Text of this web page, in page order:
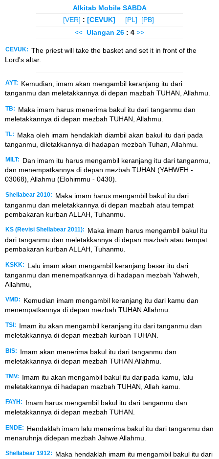
Alkitab Mobile SABDA
[VER] : [CEVUK] [PL]
[PB]
<< Ulangan 26 : 4 >>
CEVUK: The priest will take the basket and set it in front of the
Lord's altar.
AYT:
Kemudian, imam akan mengambil keranjang itu dari
tanganmu dan meletakkannya di depan mazbah TUHAN, Allahmu.
TB:
Maka imam harus menerima bakul itu dari tanganmu dan
meletakkannya di depan mezbah TUHAN, Allahmu.
TL:
Maka oleh imam hendaklah diambil akan bakul itu dari pada
tanganmu, diletakkannya di hadapan mezbah Tuhan, Allahmu.
MILT:
Dan imam itu harus mengambil keranjang itu dari tanganmu,
dan menempatkannya di depan mezbah TUHAN (YAHWEH -
03068), Allahmu (Elohimmu - 0430).
Shellabear 2010:
Maka imam harus mengambil bakul itu dari
tanganmu dan meletakkannya di depan mazbah atau tempat
pembakaran kurban ALLAH, Tuhanmu.
KS (Revisi Shellabear 2011):
Maka imam harus mengambil bakul itu
dari tanganmu dan meletakkannya di depan mazbah atau tempat
pembakaran kurban ALLAH, Tuhanmu.
KSKK:
Lalu imam akan mengambil keranjang besar itu dari
tanganmu dan menempatkannya di hadapan mezbah Yahweh,
Allahmu,
VMD:
Kemudian imam mengambil keranjang itu dari kamu dan
menempatkannya di depan mezbah TUHAN Allahmu.
TSI:
Imam itu akan mengambil keranjang itu dari tanganmu dan
meletakkannya di depan mezbah kurban TUHAN.
BIS:
Imam akan menerima bakul itu dari tanganmu dan
meletakkannya di depan mezbah TUHAN Allahmu.
TMV:
Imam itu akan mengambil bakul itu daripada kamu, lalu
meletakkannya di hadapan mazbah TUHAN, Allah kamu.
FAYH:
Imam harus mengambil bakul itu dari tanganmu dan
meletakkannya di depan mezbah TUHAN.
ENDE:
Hendaklah imam lalu menerima bakul itu dari tanganmu dan
menaruhnja didepan mezbah Jahwe Allahmu.
Shellabear 1912:
Maka hendaklah imam itu mengambil bakul itu dari